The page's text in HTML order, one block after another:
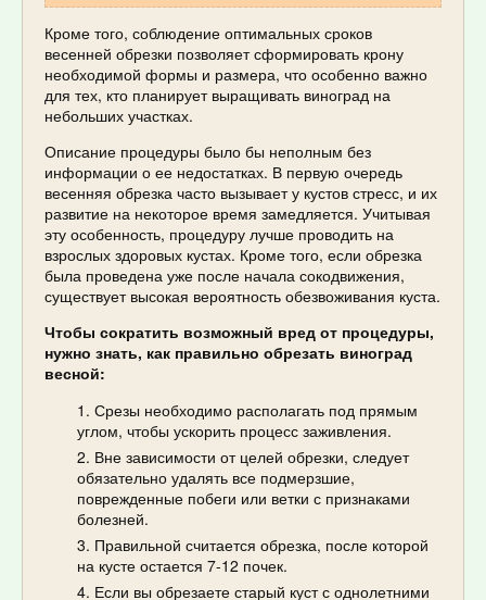
Кроме того, соблюдение оптимальных сроков
весенней обрезки позволяет сформировать крону
необходимой формы и размера, что особенно важно
для тех, кто планирует выращивать виноград на
небольших участках.
Описание процедуры было бы неполным без
информации о ее недостатках. В первую очередь
весенняя обрезка часто вызывает у кустов стресс, и их
развитие на некоторое время замедляется. Учитывая
эту особенность, процедуру лучше проводить на
взрослых здоровых кустах. Кроме того, если обрезка
была проведена уже после начала сокодвижения,
существует высокая вероятность обезвоживания куста.
Чтобы сократить возможный вред от процедуры,
нужно знать, как правильно обрезать виноград
весной:
Срезы необходимо располагать под прямым
углом, чтобы ускорить процесс заживления.
Вне зависимости от целей обрезки, следует
обязательно удалять все подмерзшие,
поврежденные побеги или ветки с признаками
болезней.
Правильной считается обрезка, после которой
на кусте остается 7-12 почек.
Если вы обрезаете старый куст с однолетними